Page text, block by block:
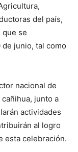
del país,
que se
junio, tal como
nacional de
junto a
actividades
al logro
esta celebración.